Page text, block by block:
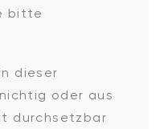
bitte
dieser
oder aus
durchsetzbar